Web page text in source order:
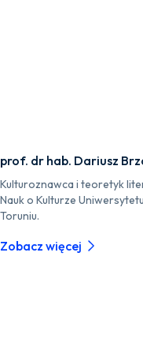
prof. dr hab. Dariusz
Kulturoznawca i teoretyk
Nauk o Kulturze
Toruniu.
Zobacz więcej